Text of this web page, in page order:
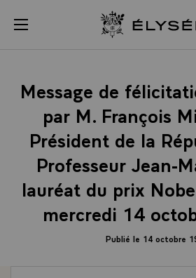
menu Retour à
Message de
par M. François
Président de la
Professeur Jean-
lauréat du prix
mercredi 14
Publié le 14 octobre
Panneau de gestion des cookies